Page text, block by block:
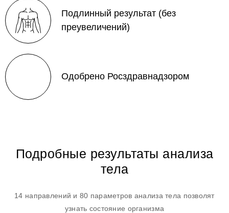
Подлинный результат (без
преувеличений)
Одобрено Росздравнадзором
Подробные результаты анализа
тела
14 направлений и 80 параметров анализа тела позволят
узнать состояние организма